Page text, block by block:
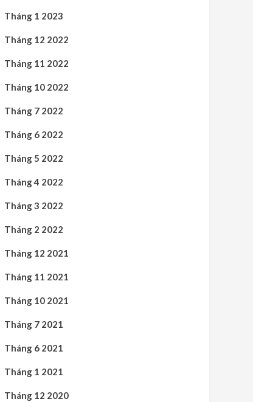
Tháng 1 2023
Tháng 12 2022
Tháng 11 2022
Tháng 10 2022
Tháng 7 2022
Tháng 6 2022
Tháng 5 2022
Tháng 4 2022
Tháng 3 2022
Tháng 2 2022
Tháng 12 2021
Tháng 11 2021
Tháng 10 2021
Tháng 7 2021
Tháng 6 2021
Tháng 1 2021
Tháng 12 2020